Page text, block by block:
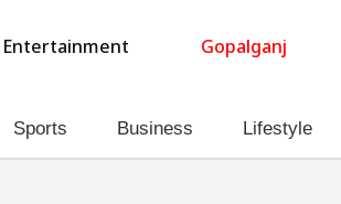
Entertainment Gopalganj
Sports Business Lifestyle